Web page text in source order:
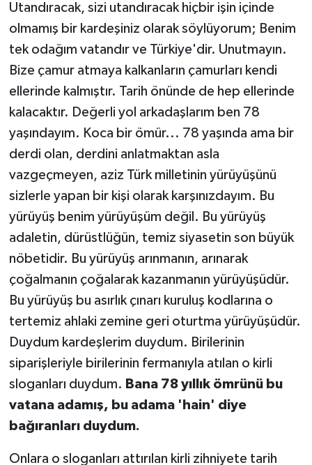
Utandıracak, sizi utandıracak hiçbir işin içinde
olmamış bir kardeşiniz olarak söylüyorum; Benim
tek odağım vatandır ve Türkiye'dir. Unutmayın.
Bize çamur atmaya kalkanların çamurları kendi
ellerinde kalmıştır. Tarih önünde de hep ellerinde
kalacaktır. Değerli yol arkadaşlarım ben 78
yaşındayım. Koca bir ömür... 78 yaşında ama bir
derdi olan, derdini anlatmaktan asla
vazgeçmeyen, aziz Türk milletinin yürüyüşünü
sizlerle yapan bir kişi olarak karşınızdayım. Bu
yürüyüş benim yürüyüşüm değil. Bu yürüyüş
adaletin, dürüstlüğün, temiz siyasetin son büyük
nöbetidir. Bu yürüyüş arınmanın, arınarak
çoğalmanın çoğalarak kazanmanın yürüyüşüdür.
Bu yürüyüş bu asırlık çınarı kuruluş kodlarına o
tertemiz ahlaki zemine geri oturtma yürüyüşüdür.
Duydum kardeşlerim duydum. Birilerinin
siparişleriyle birilerinin fermanıyla atılan o kirli
sloganları duydum. Bana 78 yıllık ömrünü bu
vatana adamış, bu adama 'hain' diye
bağıranları duydum.
Onlara o sloganları attırılan kirli zihniyete tarih